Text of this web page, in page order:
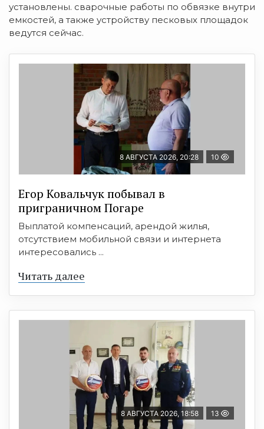
установлены. сварочные работы по обвязке внутри
емкостей, а также устройству песковых площадок
ведутся сейчас.
8 АВГУСТА 2026, 20:28 10
Егор Ковальчук побывал в
приграничном Погаре
Выплатой компенсаций, арендой жилья,
отсутствием мобильной связи и интернета
интересовались ...
Читать далее
8 АВГУСТА 2026, 18:58 13